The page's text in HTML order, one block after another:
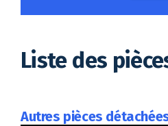
Liste des
Autres pièces